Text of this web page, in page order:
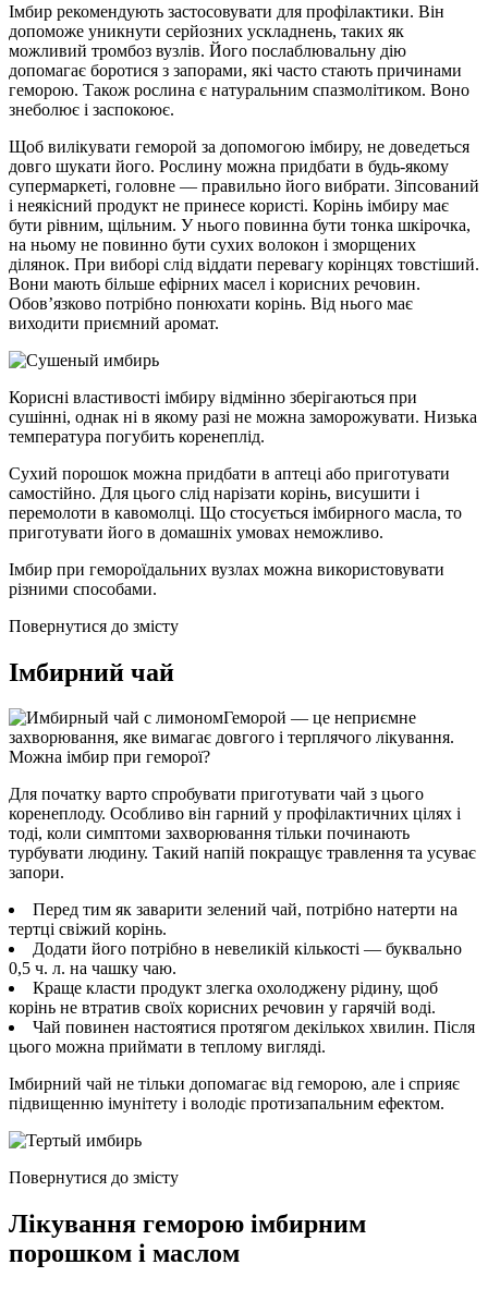
Імбир рекомендують застосовувати для профілактики. Він
допоможе уникнути серйозних ускладнень, таких як
можливий тромбоз вузлів. Його послаблювальну дію
допомагає боротися з запорами, які часто стають причинами
геморою. Також рослина є натуральним спазмолітиком. Воно
знеболює і заспокоює.
Щоб вилікувати геморой за допомогою імбиру, не доведеться
довго шукати його. Рослину можна придбати в будь-якому
супермаркеті, головне — правильно його вибрати. Зіпсований
і неякісний продукт не принесе користі. Корінь імбиру має
бути рівним, щільним. У нього повинна бути тонка шкірочка,
на ньому не повинно бути сухих волокон і зморщених
ділянок. При виборі слід віддати перевагу корінцях товстіший.
Вони мають більше ефірних масел і корисних речовин.
Обов’язково потрібно понюхати корінь. Від нього має
виходити приємний аромат.
Корисні властивості імбиру відмінно зберігаються при
сушінні, однак ні в якому разі не можна заморожувати. Низька
температура погубить коренеплід.
Сухий порошок можна придбати в аптеці або приготувати
самостійно. Для цього слід нарізати корінь, висушити і
перемолоти в кавомолці. Що стосується імбирного масла, то
приготувати його в домашніх умовах неможливо.
Імбир при гемороїдальних вузлах можна використовувати
різними способами.
Повернутися до змісту
Імбирний чай
Геморой — це неприємне
захворювання, яке вимагає довгого і терплячого лікування.
Можна імбир при геморої?
Для початку варто спробувати приготувати чай з цього
коренеплоду. Особливо він гарний у профілактичних цілях і
тоді, коли симптоми захворювання тільки починають
турбувати людину. Такий напій покращує травлення та усуває
запори.
Перед тим як заварити зелений чай, потрібно натерти на
тертці свіжий корінь.
Додати його потрібно в невеликій кількості — буквально
0,5 ч. л. на чашку чаю.
Краще класти продукт злегка охолоджену рідину, щоб
корінь не втратив своїх корисних речовин у гарячій воді.
Чай повинен настоятися протягом декількох хвилин. Після
цього можна приймати в теплому вигляді.
Імбирний чай не тільки допомагає від геморою, але і сприяє
підвищенню імунітету і володіє протизапальним ефектом.
Повернутися до змісту
Лікування геморою імбирним
порошком і маслом